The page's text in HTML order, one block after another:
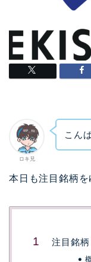
ロキ兄
こん
本日も注目銘柄を
注目銘